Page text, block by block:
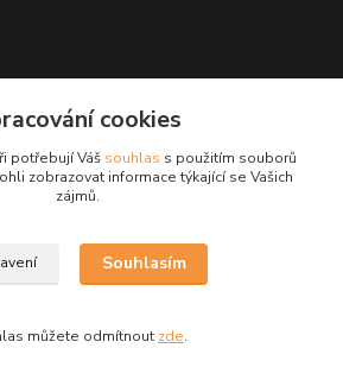
777 028cookies
potřebují Váš souhlas s použitím souborů
zobrazovat informace týkající se Vašich
zájmů.
Souhlasím
můžete odmítnout zde.